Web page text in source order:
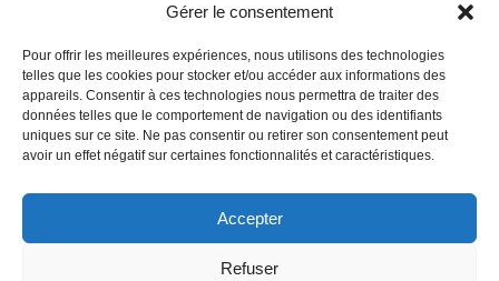
Gérer le consentement
Pour offrir les meilleures expériences, nous utilisons des technologies
telles que les cookies pour stocker et/ou accéder aux informations des
appareils. Consentir à ces technologies nous permettra de traiter des
données telles que le comportement de navigation ou des identifiants
uniques sur ce site. Ne pas consentir ou retirer son consentement peut
avoir un effet négatif sur certaines fonctionnalités et caractéristiques.
Accepter
Refuser
J’ai lu et j’accepte lapolitique de confidentialité
d’OsaBus.
Obtenez un devis
Obtenez un devis